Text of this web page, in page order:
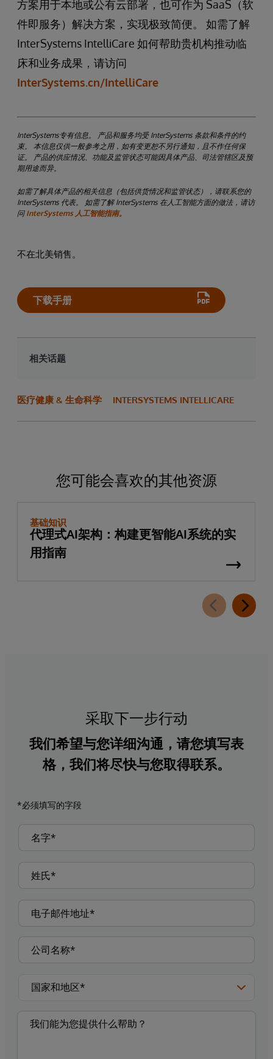
方案用于本地或公有云部署，也可作为 SaaS（软
件即服务）解决方案，实现极致简便。 如需了解
InterSystems IntelliCare 如何帮助贵机构推动临
床和业务成果，请访问
InterSystems.cn/IntelliCare
InterSystems专有信息。 产品和服务均受 InterSystems 条款和条件的约
束。 本信息仅供一般参考之用，如有变更恕不另行通知，且不作任何保
证。 产品的供应情况、功能及监管状态可能因具体产品、司法管辖区及预
期用途而异。
如需了解具体产品的相关信息（包括供货情况和监管状态），请联系您的
InterSystems 代表。 如需了解 InterSystems 在人工智能方面的做法，请访
问 InterSystems 人工智能指南。
不在北美销售。
下载手册
相关话题
医疗健康 & 生命科学 INTERSYSTEMS INTELLICARE
您可能会喜欢的其他资源
基础知识
代理式AI架构：构建更智能AI系统的实
用指南
采取下一步行动
我们希望与您详细沟通，请您填写表
格，我们将尽快与您取得联系。
*必须填写的字段